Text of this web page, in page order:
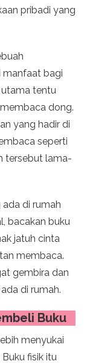
pribadi yang
manfaat bagi
utama tentu
dong.
yang hadir di
seperti
tersebut lama-
di rumah
bacakan buku
jatuh cinta
membaca.
gembira dan
di rumah.
Buku
menyukai
fisik itu